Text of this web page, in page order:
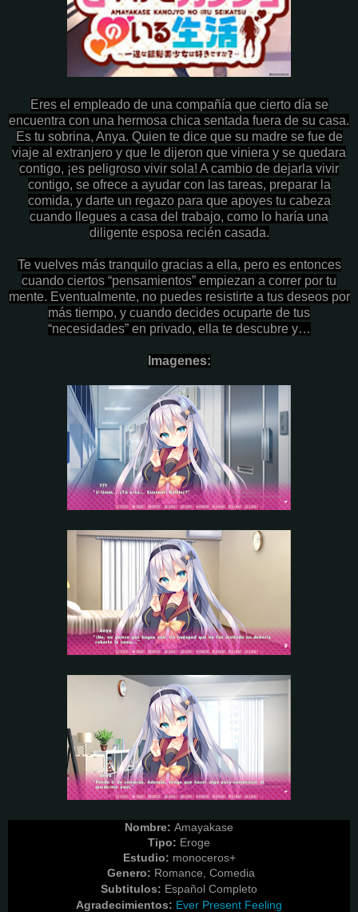
Eres el empleado de una compañía que cierto día se
encuentra con una hermosa chica sentada fuera de su casa.
Es tu sobrina, Anya. Quien te dice que su madre se fue de
viaje al extranjero y que le dijeron que viniera y se quedara
contigo, ¡es peligroso vivir sola! A cambio de dejarla vivir
contigo, se ofrece a ayudar con las tareas, preparar la
comida, y darte un regazo para que apoyes tu cabeza
cuando llegues a casa del trabajo, como lo haría una
diligente esposa recién casada.
Te vuelves más tranquilo gracias a ella, pero es entonces
cuando ciertos “pensamientos” empiezan a correr por tu
mente. Eventualmente, no puedes resistirte a tus deseos por
más tiempo, y cuando decides ocuparte de tus
“necesidades” en privado, ella te descubre y…
Imagenes:
Nombre: Amayakase
Tipo: Eroge
Estudio: monoceros+
Genero: Romance, Comedia
Subtitulos: Español Completo
Agradecimientos: Ever Present Feeling